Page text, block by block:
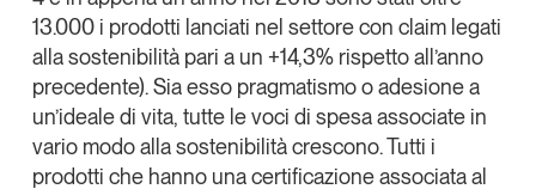
13.000 i prodotti lanciati nel settore con claim legati
alla sostenibilità pari a un +14,3% rispetto all’anno
precedente). Sia esso pragmatismo o adesione a
un’ideale di vita, tutte le voci di spesa associate in
vario modo alla sostenibilità crescono. Tutti i
prodotti che hanno una certificazione associata al